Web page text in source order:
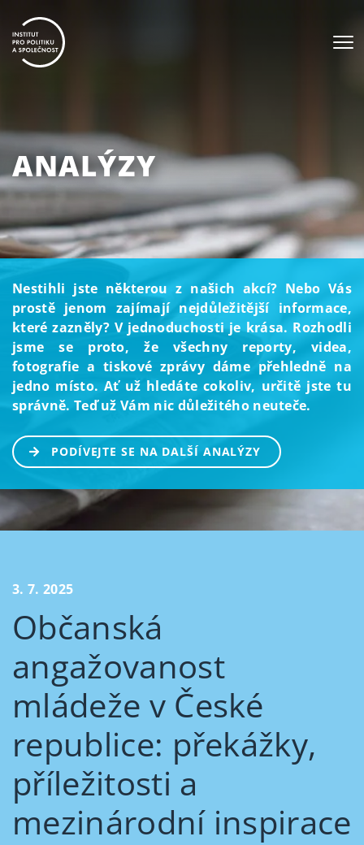
ANALÝZY
Nestihli jste některou z našich akcí? Nebo Vás
prostě jenom zajímají nejdůležitější informace,
které zazněly? V jednoduchosti je krása. Rozhodli
jsme se proto, že všechny reporty, videa,
fotografie a tiskové zprávy dáme přehledně na
jedno místo. Ať už hledáte cokoliv, určitě jste tu
správně. Teď už Vám nic důležitého neuteče.
PODÍVEJTE SE NA DALŠÍ ANALÝZY
3. 7. 2025
Občanská
angažovanost
mládeže v České
republice: překážky,
příležitosti a
mezinárodní inspirace